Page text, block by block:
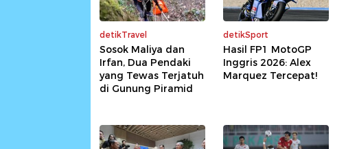
detikTravel
Sosok Maliya dan
Irfan, Dua Pendaki
yang Tewas Terjatuh
di Gunung Piramid
detikSport
Hasil FP1 MotoGP
Inggris 2026: Alex
Marquez Tercepat!